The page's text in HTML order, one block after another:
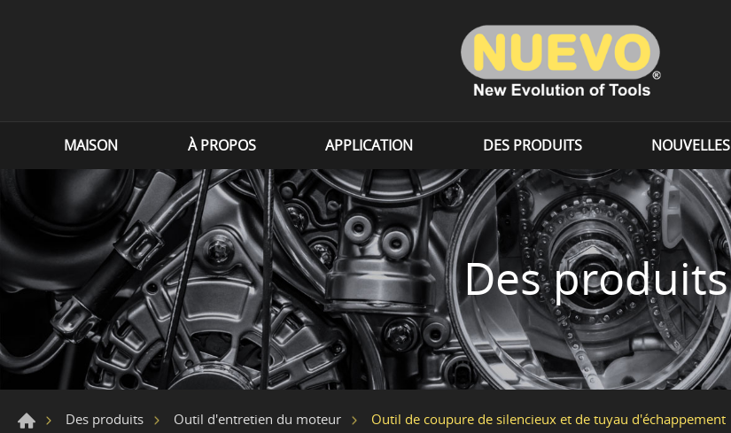
MAISON À PROPOS APPLICATION DES PRODUITS NOUVELLES
Des produits
Des produits Outil d'entretien du moteur Outil de coupure de silencieux et de tuyau d'échappement